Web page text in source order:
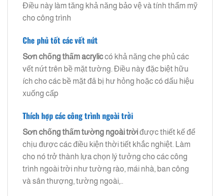
Điều này làm tăng khả năng bảo vệ và tính thẩm mỹ
cho công trình
Che phủ tốt các vết nứt
Sơn chống thấm acryliccó khả năng che phủ các
vết nứt trên bề mặt tường. Điều này đặc biệt hữu
ích cho các bề mặt đã bị hư hỏng hoặc có dấu hiệu
xuống cấp
Thích hợp các công trình ngoài trời
Sơn chống thấm tường ngoài trờiđược thiết kế để
chịu được các điều kiện thời tiết khắc nghiệt. Làm
cho nó trở thành lựa chọn lý tưởng cho các công
trình ngoài trời như tường rào, mái nhà, ban công
và sân thượng, tường ngoài,..